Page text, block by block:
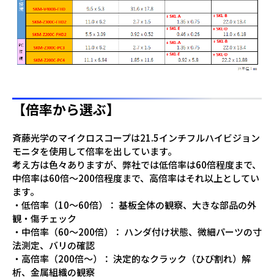
【倍率から選ぶ】
斉藤光学のマイクロスコープは21.5インチフルハイビジョン
モニタを使用して倍率を出しています。
考え方は色々ありますが、弊社では低倍率は60倍程度まで、
中倍率は60倍～200倍程度まで、高倍率はそれ以上としてい
ます。
・低倍率（10〜60倍）： 基板全体の観察、大きな部品の外
観・傷チェック
・中倍率（60〜200倍）： ハンダ付け状態、微細パーツの寸
法測定、バリの確認
・高倍率（200倍〜）： 決定的なクラック（ひび割れ）解
析、金属組織の観察